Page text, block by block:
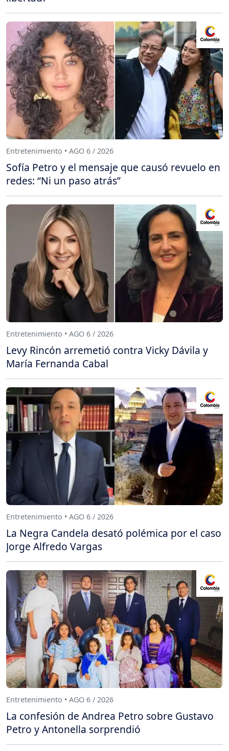
Entretenimiento • AGO 6 / 2026
Sofía Petro y el mensaje que causó revuelo en
redes: “Ni un paso atrás”
Entretenimiento • AGO 6 / 2026
Levy Rincón arremetió contra Vicky Dávila y
María Fernanda Cabal
Entretenimiento • AGO 6 / 2026
La Negra Candela desató polémica por el caso
Jorge Alfredo Vargas
Entretenimiento • AGO 6 / 2026
La confesión de Andrea Petro sobre Gustavo
Petro y Antonella sorprendió